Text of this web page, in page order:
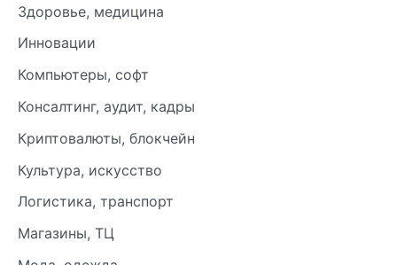
Здоровье, медицина
Инновации
Компьютеры, софт
Консалтинг, аудит, кадры
Криптовалюты, блокчейн
Культура, искусство
Логистика, транспорт
Магазины, ТЦ